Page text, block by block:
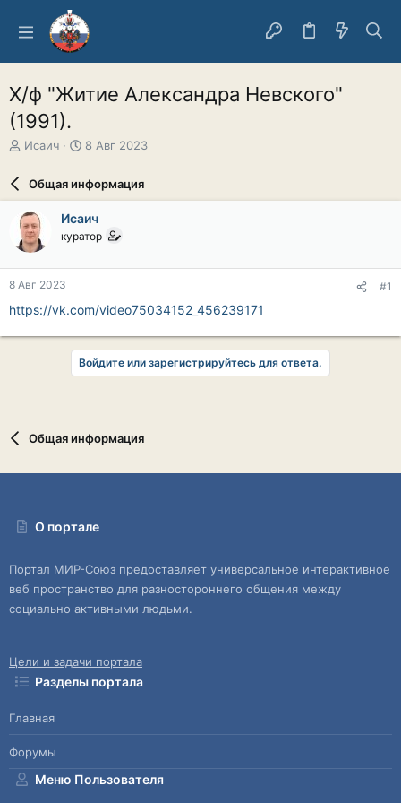
Х/ф "Житие Александра Невского"
(1991).
А
р
т
е
м
ы
Исаич
Д
т
а
а
ч
л
8 Авг 2023
Общая информация
Исаич
куратор
8 Авг 2023 #1
https://vk.com/video75034152_456239171
Войдите или зарегистрируйтесь для ответа.
Общая информация
О портале
Портал МИР-Союз предоставляет универсальное интерактивное
веб пространство для разностороннего общения между
социально активными людьми.
Цели и задачи портала
Разделы портала
Главная
Форумы
Меню Пользователя